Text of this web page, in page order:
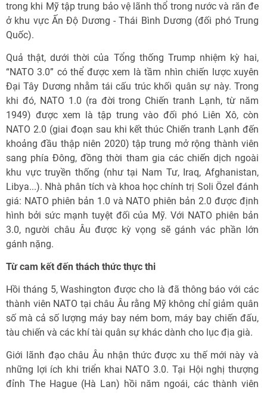
trong khi Mỹ tập trung bảo vệ lãnh thổ trong nước và răn đe
ở khu vực Ấn Độ Dương - Thái Bình Dương (đối phó Trung
Quốc).
Quả thật, dưới thời của Tổng thống Trump nhiệm kỳ hai,
“NATO 3.0” có thể được xem là tầm nhìn chiến lược xuyên
Đại Tây Dương nhằm tái cấu trúc khối quân sự này. Trong
khi đó, NATO 1.0 (ra đời trong Chiến tranh Lạnh, từ năm
1949) được xem là tập trung vào đối phó Liên Xô, còn
NATO 2.0 (giai đoạn sau khi kết thúc Chiến tranh Lạnh đến
khoảng đầu thập niên 2020) tập trung mở rộng thành viên
sang phía Đông, đồng thời tham gia các chiến dịch ngoài
khu vực truyền thống (như tại Nam Tư, Iraq, Afghanistan,
Libya...). Nhà phân tích và khoa học chính trị Soli Özel đánh
giá: NATO phiên bản 1.0 và NATO phiên bản 2.0 được định
hình bởi sức mạnh tuyệt đối của Mỹ. Với NATO phiên bản
3.0, người châu Âu được kỳ vọng sẽ gánh vác phần lớn
gánh nặng.
Từ cam kết đến thách thức thực thi
Hồi tháng 5, Washington được cho là đã thông báo với các
thành viên NATO tại châu Âu rằng Mỹ không chỉ giảm quân
số mà cả số lượng máy bay ném bom, máy bay chiến đấu,
tàu chiến và các khí tài quân sự khác dành cho lục địa già.
Giới lãnh đạo châu Âu nhận thức được xu thế mới này và
những lợi ích khi triển khai NATO 3.0. Tại Hội nghị thượng
đỉnh The Hague (Hà Lan) hồi năm ngoái, các thành viên